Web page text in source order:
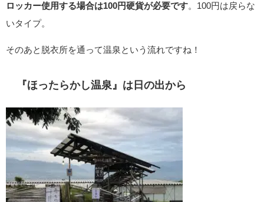
ロッカー使用する場合は100円硬貨が必要です。100円は戻らな
いタイプ。
そのあと脱衣所を通って温泉という流れですね！
『ほったらかし温泉』は日の出から